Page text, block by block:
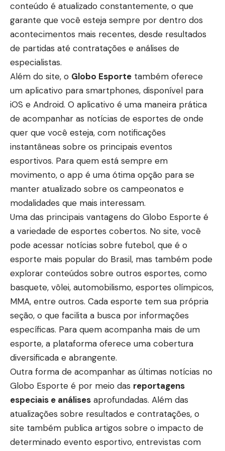
conteúdo é atualizado constantemente, o que
garante que você esteja sempre por dentro dos
acontecimentos mais recentes, desde resultados
de partidas até contratações e análises de
especialistas.
Além do site, o Globo Esporte também oferece
um aplicativo para smartphones, disponível para
iOS e Android. O aplicativo é uma maneira prática
de acompanhar as notícias de esportes de onde
quer que você esteja, com notificações
instantâneas sobre os principais eventos
esportivos. Para quem está sempre em
movimento, o app é uma ótima opção para se
manter atualizado sobre os campeonatos e
modalidades que mais interessam.
Uma das principais vantagens do Globo Esporte é
a variedade de esportes cobertos. No site, você
pode acessar notícias sobre futebol, que é o
esporte mais popular do Brasil, mas também pode
explorar conteúdos sobre outros esportes, como
basquete, vôlei, automobilismo, esportes olímpicos,
MMA, entre outros. Cada esporte tem sua própria
seção, o que facilita a busca por informações
específicas. Para quem acompanha mais de um
esporte, a plataforma oferece uma cobertura
diversificada e abrangente.
Outra forma de acompanhar as últimas notícias no
Globo Esporte é por meio das reportagens
especiais e análises aprofundadas. Além das
atualizações sobre resultados e contratações, o
site também publica artigos sobre o impacto de
determinado evento esportivo, entrevistas com